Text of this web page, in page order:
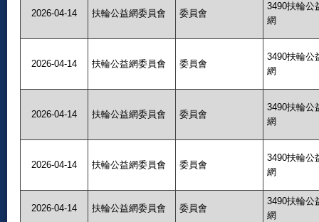
2026-04-14 扶輪公益網委員會 委員會
3490扶輪公
網
2026-04-14 扶輪公益網委員會 委員會
3490扶輪公
網
2026-04-14 扶輪公益網委員會 委員會
3490扶輪公
網
2026-04-14 扶輪公益網委員會 委員會
3490扶輪公
網
2026-04-14 扶輪公益網委員會 委員會
3490扶輪公
網